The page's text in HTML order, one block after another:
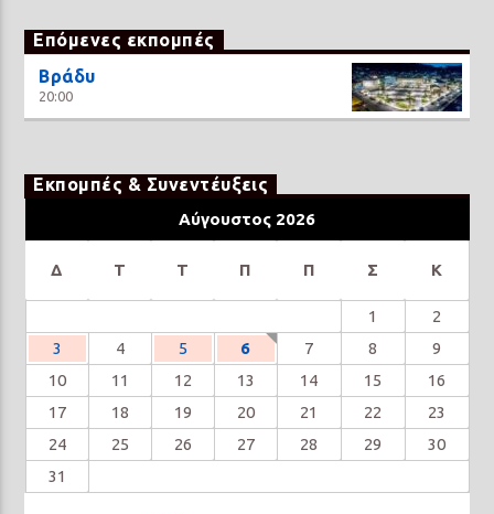
Επόμενες εκπομπές
Βράδυ
20:00
Εκπομπές & Συνεντέυξεις
Αύγουστος 2026
Δ Τ Τ Π Π Σ Κ
1
2
3
4 5 6 7 8
9
10
11 12 13 14 15
16
17
18 19 20 21 22
23
24
25 26 27 28 29
30
31